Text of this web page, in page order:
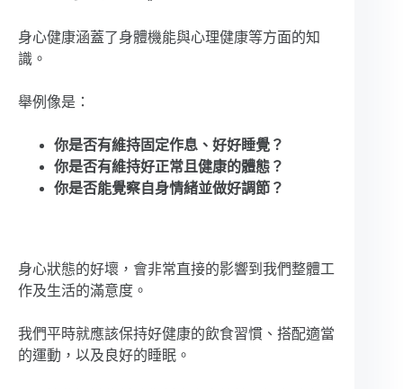
身心健康涵蓋了身體機能與心理健康等方面的知
識。
舉例像是：
你是否有維持固定作息、好好睡覺？
你是否有維持好正常且健康的體態？
你是否能覺察自身情緒並做好調節？
身心狀態的好壞，會非常直接的影響到我們整體工
作及生活的滿意度。
我們平時就應該保持好健康的飲食習慣、搭配適當
的運動，以及良好的睡眠。